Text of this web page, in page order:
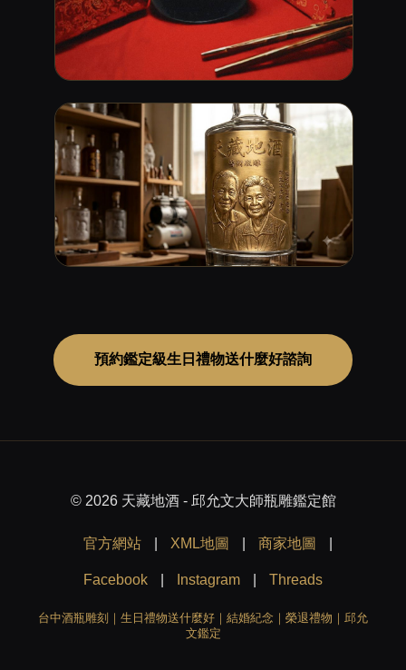
預約鑑定級生日禮物送什麼好諮詢
© 2026 天藏地酒 - 邱允文大師瓶雕鑑定館
官方網站 XML地圖 商家地圖
Facebook Instagram Threads
台中酒瓶雕刻｜生日禮物送什麼好｜結婚紀念｜榮退禮物｜邱允
文鑑定